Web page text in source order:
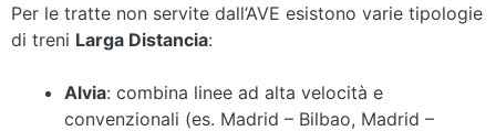
Per le tratte non servite dall’AVE esistono varie tipologie
di treni Larga Distancia:
Alvia: combina linee ad alta velocità e
convenzionali (es. Madrid – Bilbao, Madrid –